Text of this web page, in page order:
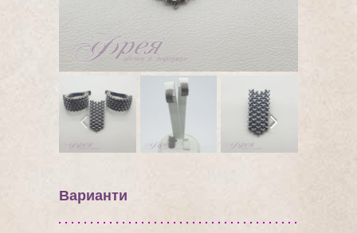
Варианти